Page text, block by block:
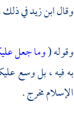
وقالابن زيدفي ذلك
وقوله (وما جعل
به فيه ، بل وسع
الإسلام مخرج .